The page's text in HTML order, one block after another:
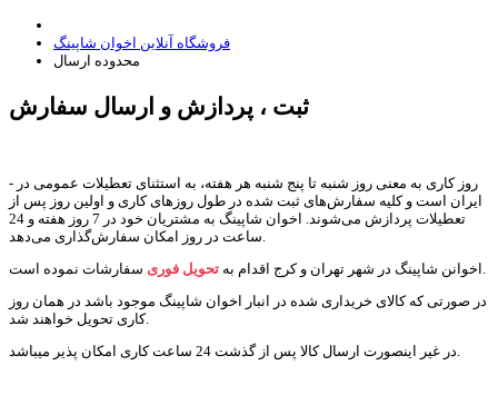
فروشگاه آنلاین اخوان شاپینگ
محدوده ارسال
ثبت ، پردازش و ارسال سفارش
- روز کاری به معنی روز شنبه تا پنج شنبه هر هفته، به استثنای تعطیلات عمومی در
ایران است و کلیه سفارش‏‌های ثبت شده در طول روزهای کاری و اولین روز پس از
تعطیلات پردازش می‌‏شوند. اخوان شاپینگ به مشتریان خود در 7 روز هفته و 24
اخوانن شاپینگ در شهر تهران و کرج اقدام به تحویل فوری
در صورتی که کالای خریداری شده در انبار اخوان شاپینگ موجود باشد در همان روز
کاری تحویل خواهند شد.